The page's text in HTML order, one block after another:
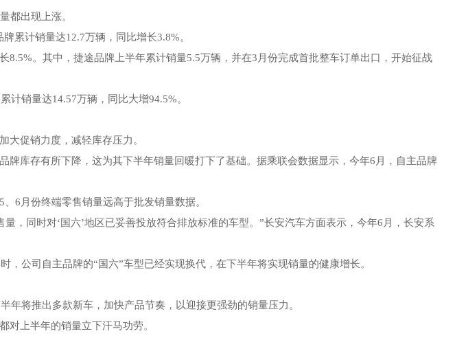
都出现上涨。
累计销量达12.7万辆，同比增长3.8%。
。其中，捷途品牌上半年累计销量5.5万辆，并在3月份完成首批整车订单出口，开始征战
计销量达14.57万辆，同比大增94.5%。
大促销力度，减轻库存压力。
库存有所下降，这为其下半年销量回暖打下了基础。据乘联会数据显示，今年6月，自主品牌
6月份终端零售销量远高于批发销量数据。
，同时对‘国六’地区已妥善投放符合排放标准的车型。”长安汽车方面表示，今年6月，长安系
公司自主品牌的“国六”车型已经实现换代，在下半年将实现销量的健康增长。
将推出多款新车，加快产品节奏，以迎接更强劲的销量压力。
对上半年的销量立下汗马功劳。